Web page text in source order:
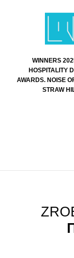
WINNERS
HOSPITALITY
AWARDS. NOISE
STRAW